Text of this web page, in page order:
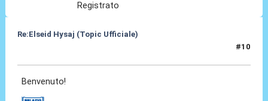
Registrato
Re:Elseid Hysaj (Topic Ufficiale)
#10
Benvenuto!